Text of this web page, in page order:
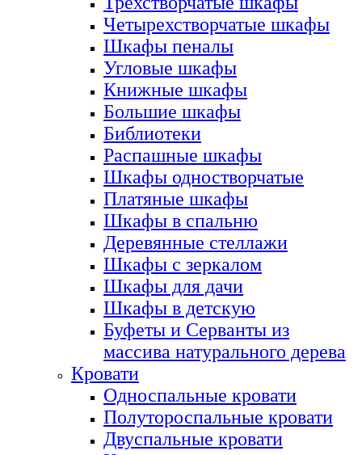
Четырехстворчатые шкафы
Шкафы пеналы
Угловые шкафы
Книжные шкафы
Большие шкафы
Библиотеки
Распашные шкафы
Шкафы одностворчатые
Платяные шкафы
Шкафы в спальню
Деревянные стеллажи
Шкафы с зеркалом
Шкафы для дачи
Шкафы в детскую
Буфеты и Серванты из
массива натурального дерева
Кровати
Односпальные кровати
Полутороспальные кровати
Двуспальные кровати